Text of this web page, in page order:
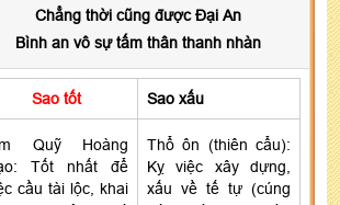
Chẳng thời cũng được Đại An
Bình an vô sự tấm thân thanh nhàn
Sao tốt Sao xấu
Quỹ Hoàng
Tốt nhất để
cầu tài lộc, khai
Thổ ôn (thiên cẩu):
Kỵ việc xây dựng,
xấu về tế tự (cúng